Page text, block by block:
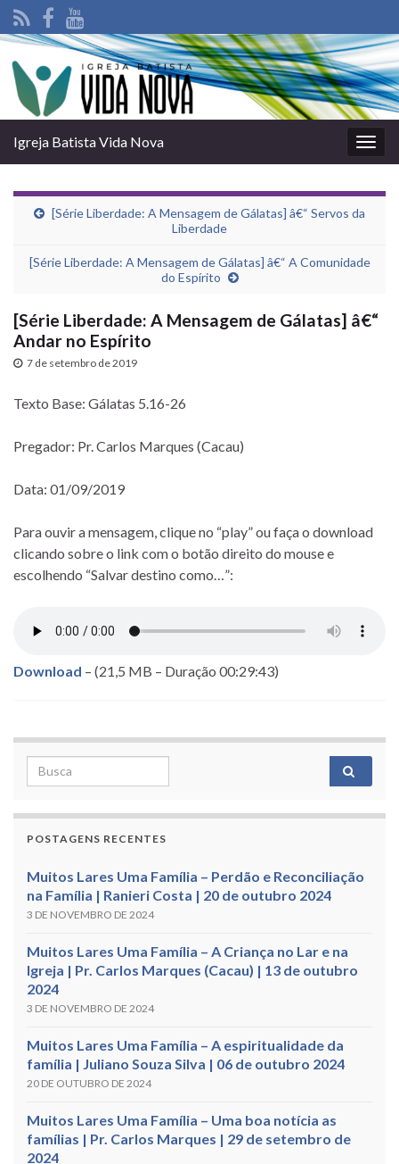
Igreja Batista Vida Nova
[Série Liberdade: A Mensagem de Gálatas] â€“ Servos da
Liberdade
[Série Liberdade: A Mensagem de Gálatas] â€“ A Comunidade
do Espí­rito
[Série Liberdade: A Mensagem de Gálatas] â€“
Andar no Espí­rito
7 de setembro de 2019
Texto Base: Gálatas 5.16-26
Pregador: Pr. Carlos Marques (Cacau)
Data: 01/09/2019
Para ouvir a mensagem, clique no “play” ou faça o download
clicando sobre o link com o botão direito do mouse e
escolhendo “Salvar destino como…”:
Download – (21,5 MB – Duração 00:29:43)
Search for:
POSTAGENS RECENTES
Muitos Lares Uma Família – Perdão e Reconciliação
na Família | Ranieri Costa | 20 de outubro 2024
3 DE NOVEMBRO DE 2024
Muitos Lares Uma Família – A Criança no Lar e na
Igreja | Pr. Carlos Marques (Cacau) | 13 de outubro
2024
3 DE NOVEMBRO DE 2024
Muitos Lares Uma Família – A espiritualidade da
família | Juliano Souza Silva | 06 de outubro 2024
20 DE OUTUBRO DE 2024
Muitos Lares Uma Família – Uma boa notícia as
famílias | Pr. Carlos Marques | 29 de setembro de
2024